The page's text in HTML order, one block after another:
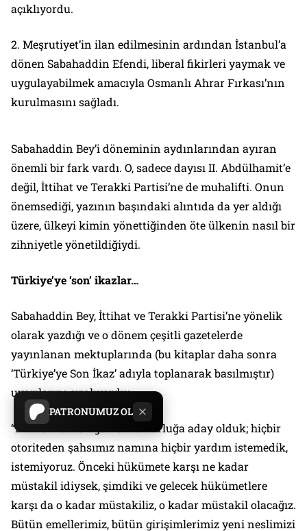
PATRONUMUZ OL
açıklıyordu.
2. Meşrutiyet’in ilan edilmesinin ardından İstanbul’a
dönen Sabahaddin Efendi, liberal fikirleri yaymak ve
uygulayabilmek amacıyla Osmanlı Ahrar Fırkası’nın
kurulmasını sağladı.
Sabahaddin Bey’i döneminin aydınlarından ayıran
önemli bir fark vardı. O, sadece dayısı II. Abdülhamit’e
değil, İttihat ve Terakki Partisi’ne de muhalifti. Onun
önemsediği, yazının başındaki alıntıda da yer aldığı
üzere, ülkeyi kimin yönettiğinden öte ülkenin nasıl bir
zihniyetle yönetildiğiydi.
Türkiye’ye ‘son’ ikazlar…
Sabahaddin Bey, İttihat ve Terakki Partisi’ne yönelik
olarak yazdığı ve o dönem çeşitli gazetelerde
yayınlanan mektuplarında (bu kitaplar daha sonra
‘Türkiye’ye Son İkaz’ adıyla toplanarak basılmıştır)
uyarılarını sıralıyordu:
“Biz ne mebusluğa ne memurluğa aday olduk; hiçbir
otoriteden şahsımız namına hiçbir yardım istemedik,
istemiyoruz. Önceki hükümete karşı ne kadar
müstakil idiysek, şimdiki ve gelecek hükümetlere
karşı da o kadar müstakiliz, o kadar müstakil olacağız.
Bütün emellerimiz, bütün girişimlerimiz yeni neslimizi